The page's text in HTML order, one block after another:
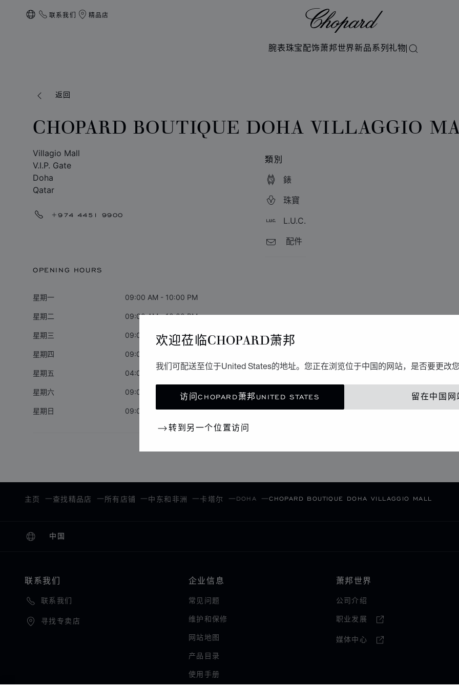
欢迎莅临CHOPARD萧邦
我们可配送至位于United States的地址。您正在浏览位于中国的网站，是否要更改您
访问CHOPARD萧邦UNITED STATES 留在中国网
转到另一个位置访问
本地化（更改国家/地区）
联系我们 精品店
腕表珠宝配饰萧邦世界新品系列礼物搜索
返回
CHOPARD BOUTIQUE DOHA VILLAGGIO
Villagio Mall
V.I.P. Gate
Doha
Qatar
+974 4451 9900
類別
錶
珠寶
L.U.C.
配件
OPENING HOURS
星期一 09:00 AM - 10:00 PM
星期二 09:00 AM - 10:00 PM
星期三 09:00 AM - 10:00 PM
星期四 09:00 AM - 10:00 PM
星期五 04:00 PM - 10:00 PM
星期六 09:00 AM - 10:00 PM
星期日 09:00 AM - 10:00 PM
主页 查找精品店 所有店铺 中东和非洲 卡塔尔 DOHA CHOPARD BOUTIQUE DOHA VILLAGGIO MALL
中国
本地化（更改国家/地区）
更改国家/地区
联系我们
联系我们
寻找专卖店
企业信息
常见问题
维护和保修
网站地图
产品目录
使用手册
萧邦世界
公司介绍
职业发展
媒体中心